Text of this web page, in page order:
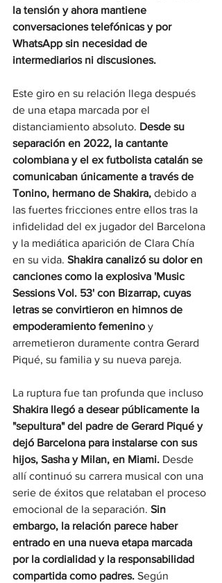
la tensión y ahora mantiene
conversaciones telefónicas y por
WhatsApp sin necesidad de
intermediarios ni discusiones.
Este giro en su relación llega después
de una etapa marcada por el
distanciamiento absoluto. Desde su
separación en 2022, la cantante
colombiana y el ex futbolista catalán se
comunicaban únicamente a través de
Tonino, hermano de Shakira, debido a
las fuertes fricciones entre ellos tras la
infidelidad del ex jugador del Barcelona
y la mediática aparición de Clara Chía
en su vida. Shakira canalizó su dolor en
canciones como la explosiva 'Music
Sessions Vol. 53' con Bizarrap, cuyas
letras se convirtieron en himnos de
empoderamiento femenino y
arremetieron duramente contra Gerard
Piqué, su familia y su nueva pareja.
La ruptura fue tan profunda que incluso
Shakira llegó a desear públicamente la
"sepultura" del padre de Gerard Piqué y
dejó Barcelona para instalarse con sus
hijos, Sasha y Milan, en Miami. Desde
allí continuó su carrera musical con una
serie de éxitos que relataban el proceso
emocional de la separación. Sin
embargo, la relación parece haber
entrado en una nueva etapa marcada
por la cordialidad y la responsabilidad
compartida como padres. Según